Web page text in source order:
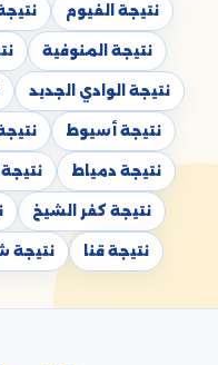
نتيجة الفيوم
نتيجة المنوفية
نتيجة الوادي الجديد
نتيجة أسيوط
نتيجة دمياط
نتيجة كفر الشيخ
نتيجة قنا نتيجة